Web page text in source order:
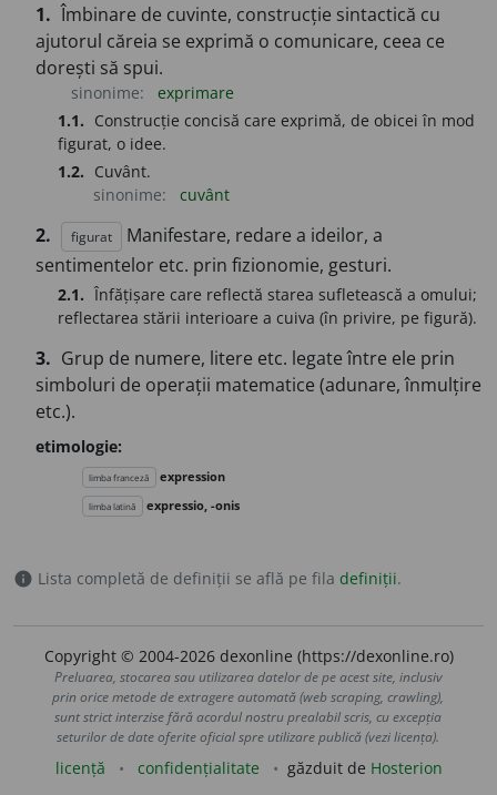
1. Îmbinare de cuvinte, construcție sintactică cu
ajutorul căreia se exprimă o comunicare, ceea ce
dorești să spui.
sinonime:
exprimare
1.1. Construcție concisă care exprimă, de obicei în mod
figurat, o idee.
1.2. Cuvânt.
sinonime:
cuvânt
2. figurat
Manifestare, redare a ideilor, a
sentimentelor etc. prin fizionomie, gesturi.
2.1. Înfățișare care reflectă starea sufletească a omului;
reflectarea stării interioare a cuiva (în privire, pe figură).
3. Grup de numere, litere etc. legate între ele prin
simboluri de operații matematice (adunare, înmulțire
etc.).
etimologie:
limba franceză expression
limba latină expressio, -onis
info Lista completă de definiții se află pe fila definiții.
Copyright © 2004-2026 dexonline (https://dexonline.ro)
Preluarea, stocarea sau utilizarea datelor de pe acest site, inclusiv
prin orice metode de extragere automată (web scraping, crawling),
sunt strict interzise fără acordul nostru prealabil scris, cu excepția
seturilor de date oferite oficial spre utilizare publică (vezi licența).
licență confidențialitate găzduit de Hosterion